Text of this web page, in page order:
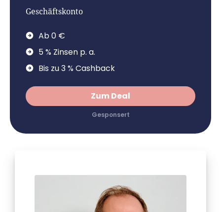
Geschäftskonto
Ab 0 €
5 % Zinsen p. a.
Bis zu 3 % Cashback
Zum Deal